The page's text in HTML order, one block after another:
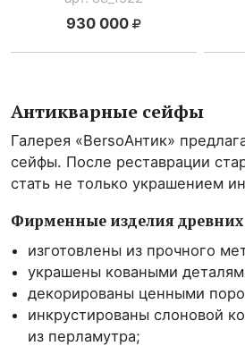
930 000
Антикварные сейфы
Галерея «BersoАнтик»
сейфы. После реставрации
стать не только украшением
Фирменные изделия древних
изготовлены из прочного
украшены коваными
декорированы ценными
инкрустированы слоновой
из перламутра;